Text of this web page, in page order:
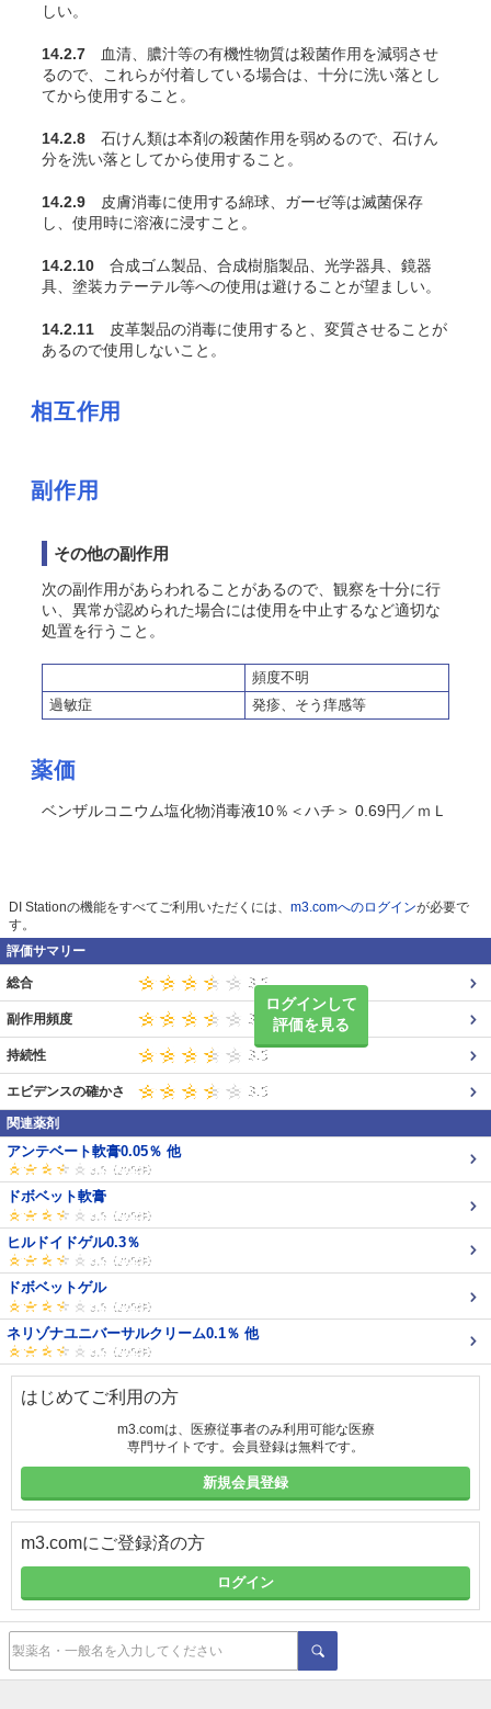
しい。
14.2.7 血清、膿汁等の有機性物質は殺菌作用を減弱させ
るので、これらが付着している場合は、十分に洗い落とし
てから使用すること。
14.2.8 石けん類は本剤の殺菌作用を弱めるので、石けん
分を洗い落としてから使用すること。
14.2.9 皮膚消毒に使用する綿球、ガーゼ等は滅菌保存
し、使用時に溶液に浸すこと。
14.2.10 合成ゴム製品、合成樹脂製品、光学器具、鏡器
具、塗装カテーテル等への使用は避けることが望ましい。
14.2.11 皮革製品の消毒に使用すると、変質させることが
あるので使用しないこと。
相互作用
副作用
その他の副作用
次の副作用があらわれることがあるので、観察を十分に行
い、異常が認められた場合には使用を中止するなど適切な
処置を行うこと。
頻度不明
過敏症
発疹、そう痒感等
薬価
ベンザルコニウム塩化物消毒液10％＜ハチ＞ 0.69円／ｍＬ
DI Stationの機能をすべてご利用いただくには、 m3.comへのログインが必要で
す。
評価サマリー
ログインして
評価を見る
総合
副作用頻度
持続性
エビデンスの確かさ
関連薬剤
アンテベート軟膏0.05％ 他
ドボベット軟膏
ヒルドイドゲル0.3％
ドボベットゲル
ネリゾナユニバーサルクリーム0.1％ 他
はじめてご利用の方
m3.comは、医療従事者のみ利用可能な医療
専門サイトです。会員登録は無料です。
新規会員登録
m3.comにご登録済の方
ログイン